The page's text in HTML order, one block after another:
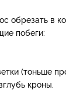
обрезать в
побеги:
(тоньше
кроны.